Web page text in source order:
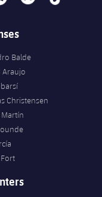
Balde
Araujo
Christensen
Martín